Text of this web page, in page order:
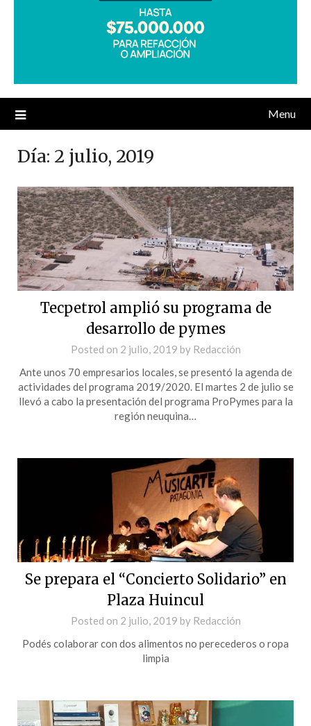
Menu
Día: 2 julio, 2019
Tecpetrol amplió su programa de
desarrollo de pymes
Posted on 2 julio, 2019 by Redacción
Ante unos 70 empresarios locales, se presentó la agenda de
actividades del programa 2019/2020. El martes 2 de julio se
llevó a cabo la presentación del programa ProPymes para la
región neuquina…
Se prepara el “Concierto Solidario” en
Plaza Huincul
Posted on 2 julio, 2019 by Redacción
Podés colaborar con dos alimentos no perecederos o ropa
limpia